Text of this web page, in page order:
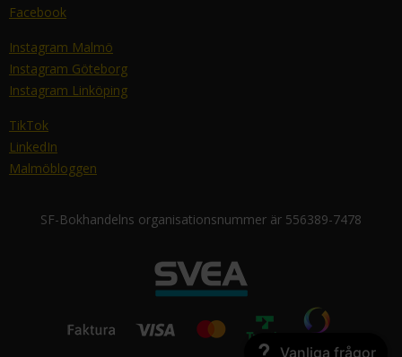
Facebook
Instagram Malmö
Instagram Göteborg
Instagram Linköping
TikTok
LinkedIn
Malmöbloggen
SF-Bokhandelns organisationsnummer är 556389-7478
Vanliga frågor